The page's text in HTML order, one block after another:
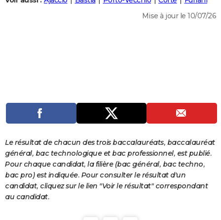
Dictionnaire
Biographies
Expressions
Proverbes
PROGRAMME TV
S'inscrire
Se connecter
Lycées
Collèges
Primaires
Universités
Entreprises
Service militaire
Avis de recherche
AVIS DE DÉCÈS
FORUM
Bricolage
Lifestyle
Culture
Sport
Auto
Television
Voyage
Cinema
Mise à jour le 10/07/26
Le résultat de chacun des trois baccalauréats, baccalauréat
général, bac technologique et bac professionnel, est publié.
Pour chaque candidat, la filière (bac général, bac techno,
bac pro) est indiquée. Pour consulter le résultat d'un
candidat, cliquez sur le lien "Voir le résultat" correspondant
au candidat.